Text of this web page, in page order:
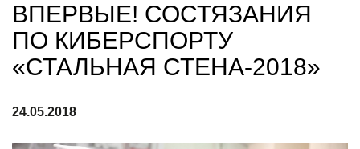
ВПЕРВЫЕ! СОСТЯЗАНИЯ
ПО КИБЕРСПОРТУ
«СТАЛЬНАЯ СТЕНА-2018»
24.05.2018